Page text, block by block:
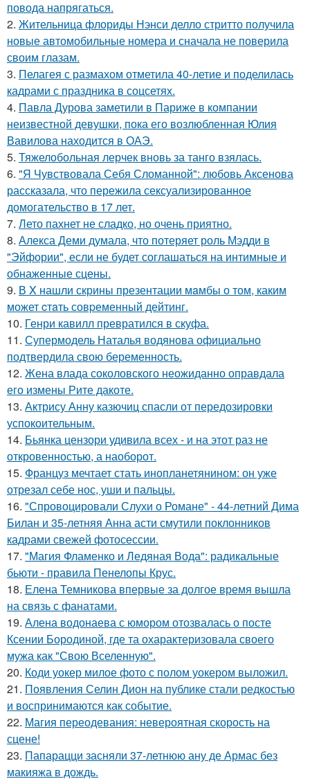
повода напрягаться.
2. Жительница флориды Нэнси делло стритто получила
новые автомобильные номера и сначала не поверила
своим глазам.
3. Пелагея с размахом отметила 40-летие и поделилась
кадрами с праздника в соцсетях.
4. Павла Дурова заметили в Париже в компании
неизвестной девушки, пока его возлюбленная Юлия
Вавилова находится в ОАЭ.
5. Тяжелобольная лерчек вновь за танго взялась.
6. "Я Чувствовала Себя Сломанной": любовь Аксенова
рассказала, что пережила сексуализированное
домогательство в 17 лет.
7. Лето пахнет не сладко, но очень приятно.
8. Алекса Деми думала, что потеряет роль Мэдди в
"Эйфории", если не будет соглашаться на интимные и
обнаженные сцены.
9. В X нашли скрины презентации мaмбы о том, каким
может cтaть совpеменный дейтинг.
10. Генри кавилл превратился в скуфа.
11. Супермодель Наталья водянова официально
подтвердила свою беременность.
12. Жена влада соколовского неожиданно оправдала
его измены Рите дакоте.
13. Актрису Анну казючиц спасли от передозировки
успокоительным.
14. Бьянка цензори удивила всех - и на этот раз не
откровенностью, а наоборот.
15. Француз мечтает стать инопланетянином: он уже
отрезал себе нос, уши и пальцы.
16. "Спровоцировали Слухи о Романе" - 44-летний Дима
Билан и 35-летняя Анна асти смутили поклонников
кадрами свежей фотосессии.
17. "Магия Фламенко и Ледяная Вода": радикальные
бьюти - правила Пенелопы Крус.
18. Елена Темникова впервые за долгое время вышла
на связь с фанатами.
19. Алена водонаева с юмором отозвалась о посте
Ксении Бородиной, где та охарактеризовала своего
мужа как "Свою Вселенную".
20. Коди уокер милое фото с полом уокером выложил.
21. Появления Селин Дион на публике стали редкостью
и воспринимаются как событие.
22. Магия переодевания: невероятная скорость на
сцене!
23. Папарацци засняли 37-летнюю ану де Армас без
макияжа в дождь.